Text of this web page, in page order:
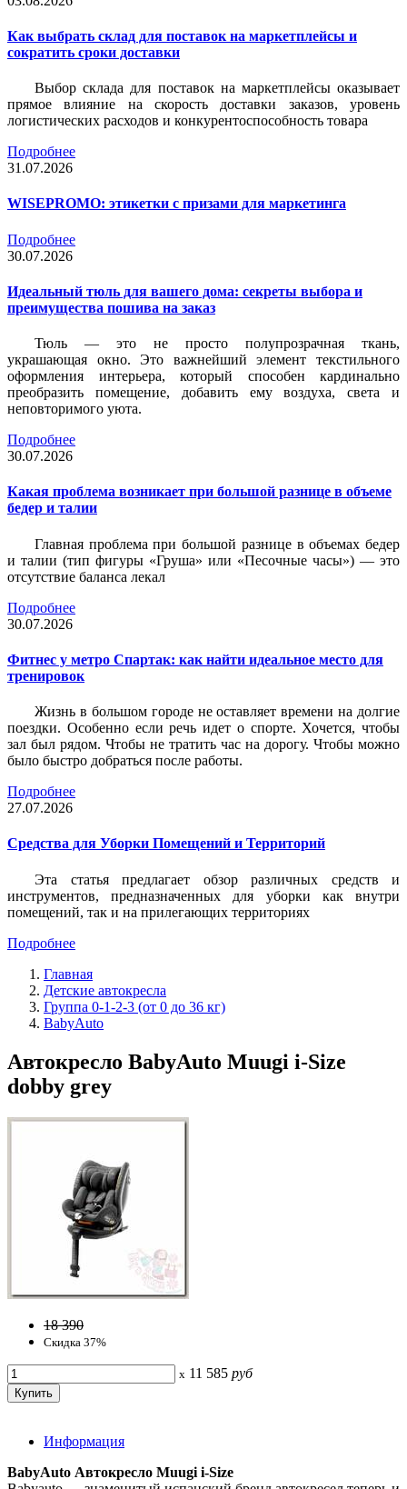
Как выбрать склад для поставок на маркетплейсы и
сократить сроки доставки
Выбор склада для поставок на маркетплейсы оказывает
прямое влияние на скорость доставки заказов, уровень
логистических расходов и конкурентоспособность товара
Подробнее
31.07.2026
WISEPROMO: этикетки с призами для маркетинга
Подробнее
30.07.2026
Идеальный тюль для вашего дома: секреты выбора и
преимущества пошива на заказ
Тюль — это не просто полупрозрачная ткань,
украшающая окно. Это важнейший элемент текстильного
оформления интерьера, который способен кардинально
преобразить помещение, добавить ему воздуха, света и
неповторимого уюта.
Подробнее
30.07.2026
Какая проблема возникает при большой разнице в объеме
бедер и талии
Главная проблема при большой разнице в объемах бедер
и талии (тип фигуры «Груша» или «Песочные часы») — это
отсутствие баланса лекал
Подробнее
30.07.2026
Фитнес у метро Спартак: как найти идеальное место для
тренировок
Жизнь в большом городе не оставляет времени на долгие
поездки. Особенно если речь идет о спорте. Хочется, чтобы
зал был рядом. Чтобы не тратить час на дорогу. Чтобы можно
было быстро добраться после работы.
Подробнее
27.07.2026
Средства для Уборки Помещений и Территорий
Эта статья предлагает обзор различных средств и
инструментов, предназначенных для уборки как внутри
помещений, так и на прилегающих территориях
Подробнее
Главная
Детские автокресла
Группа 0-1-2-3 (от 0 до 36 кг)
BabyAuto
Автокресло BabyAuto Muugi i-Size
dobby grey
18 390
Скидка 37%
x 11 585 руб
Информация
BabyAuto Автокресло Muugi i-Size